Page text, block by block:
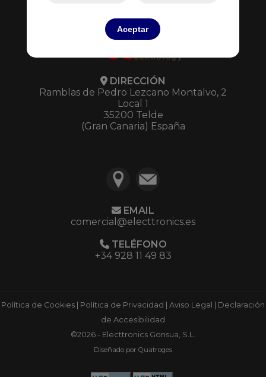
Aceptar
DIRECCIÓN
Ramblas de Pedro Lezcano Montalvo, 2
Local 1
35200 Telde
(Gran Canaria) España
EMAIL
comercial@electtronics.es
TELÉFONO
+34 928 11 49 83
Política de Cookies Política de Privacidad Aviso Legal
Declaración
de Accesibilidad
©2026 - Electtronics Gonsua, S.L.
Diseñado por Quatroges